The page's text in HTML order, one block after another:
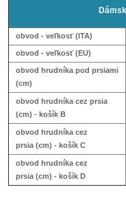
obvod - veľkosť (ITA)
obvod - veľkosť (EU)
obvod hrudníka pod prsiami
(cm)
obvod hrudníka cez prsia
(cm) - košík B
obvod hrudníka cez
prsia (cm) - košík C
obvod hrudníka cez
prsia (cm) - košík D